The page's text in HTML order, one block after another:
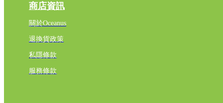
商店資訊
關於Oceanus
退換貨政策
私隱條款
服務條款